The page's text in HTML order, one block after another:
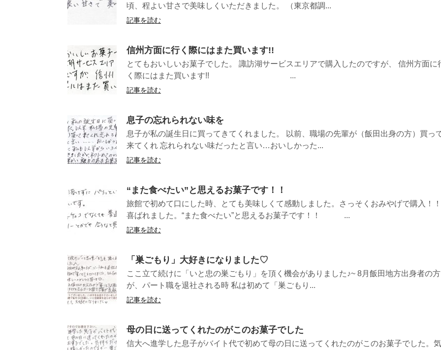
頃、程よい甘さで美味しくいただきました。 （東京都調...
記事を読む
信州方面に行く際にはまた買います!!
とてもおいしいお菓子でした。 諏訪湖サービスエリアで購入したのですが、 信州方面に
く際にはまた買います!! ...
記事を読む
息子の忘れられない味を
息子が私の誕生日に買ってきてくれました。 以前、職場の先輩が（飯田出身の方）買っ
来てくれ 忘れられない味だったと言い…おいしかった...
記事を読む
“また食べたい”と思えるお菓子です！！
旅館で初めて口にした時、とても美味しくて感動しました。さっそくおみやげで購入！！
喜ばれました。“また食べたい”と思えるお菓子です！！ ...
記事を読む
「巣ごもり」大好きになりました♡
ここ立て続けに「いと忠の巣ごもり」を頂く機会がありました♪~ 8月飯田地方出身者の方
が、パート職を退社される時 私は初めて「巣ごもり...
記事を読む
母の日に送ってくれたのがこのお菓子でした
信大へ進学した息子がバイト代で初めて母の日に送ってくれたのがこのお菓子でした。気